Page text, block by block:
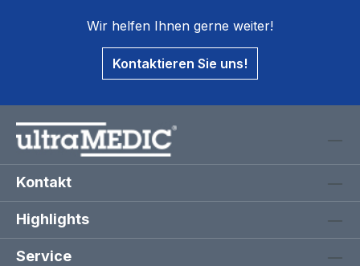
Wir helfen Ihnen gerne weiter!
Kontaktieren Sie uns!
Kontakt
Highlights
Service